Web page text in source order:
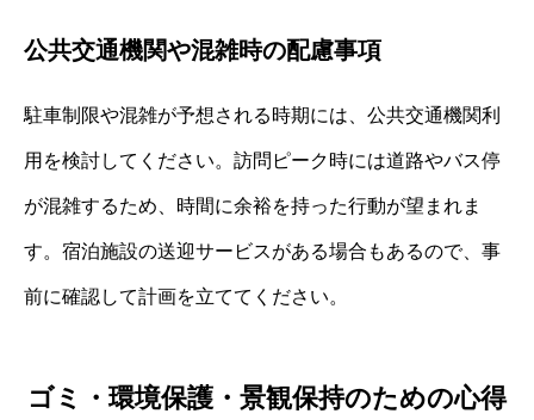
公共交通機関や混雑時の配慮事項
駐車制限や混雑が予想される時期には、公共交通機関利
用を検討してください。訪問ピーク時には道路やバス停
が混雑するため、時間に余裕を持った行動が望まれま
す。宿泊施設の送迎サービスがある場合もあるので、事
前に確認して計画を立ててください。
ゴミ・環境保護・景観保持のための心得